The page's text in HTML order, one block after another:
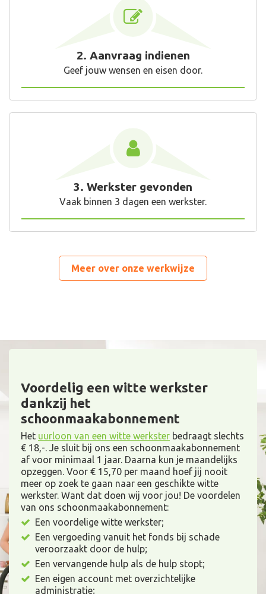
2. Aanvraag indienen
Geef jouw wensen en eisen door.
3. Werkster gevonden
Vaak binnen 3 dagen een werkster.
Meer over onze werkwijze
Voordelig een witte werkster
dankzij het
schoonmaakabonnement
Het uurloon van een witte werkster bedraagt slechts
€ 18,-. Je sluit bij ons een schoonmaakabonnement
af voor minimaal 1 jaar. Daarna kun je maandelijks
opzeggen. Voor € 15,70 per maand hoef jij nooit
meer op zoek te gaan naar een geschikte witte
werkster. Want dat doen wij voor jou! De voordelen
van ons schoonmaakabonnement:
Een voordelige witte werkster;
Een vergoeding vanuit het fonds bij schade
veroorzaakt door de hulp;
Een vervangende hulp als de hulp stopt;
Een eigen account met overzichtelijke
administratie;